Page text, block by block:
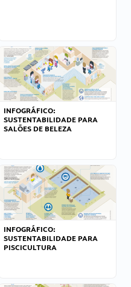
INFOGRÁFICO:
SUSTENTABILIDADE PARA
SALÕES DE BELEZA
INFOGRÁFICO:
SUSTENTABILIDADE PARA
PISCICULTURA